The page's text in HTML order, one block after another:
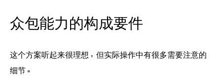
众包能力的构成要件
这个方案听起来很理想，但实际操作中有很多需要注意的
细节。